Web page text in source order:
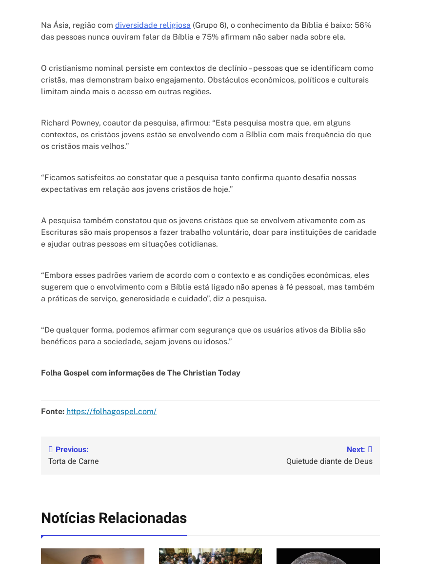
Na Ásia, região com diversidade religiosa (Grupo 6), o conhecimento da Bíblia é baixo: 56%
das pessoas nunca ouviram falar da Bíblia e 75% afirmam não saber nada sobre ela.
O cristianismo nominal persiste em contextos de declínio – pessoas que se identificam como
cristãs, mas demonstram baixo engajamento. Obstáculos econômicos, políticos e culturais
limitam ainda mais o acesso em outras regiões.
Richard Powney, coautor da pesquisa, afirmou: “Esta pesquisa mostra que, em alguns
contextos, os cristãos jovens estão se envolvendo com a Bíblia com mais frequência do que
os cristãos mais velhos.”
“Ficamos satisfeitos ao constatar que a pesquisa tanto confirma quanto desafia nossas
expectativas em relação aos jovens cristãos de hoje.”
A pesquisa também constatou que os jovens cristãos que se envolvem ativamente com as
Escrituras são mais propensos a fazer trabalho voluntário, doar para instituições de caridade
e ajudar outras pessoas em situações cotidianas.
“Embora esses padrões variem de acordo com o contexto e as condições econômicas, eles
sugerem que o envolvimento com a Bíblia está ligado não apenas à fé pessoal, mas também
a práticas de serviço, generosidade e cuidado”, diz a pesquisa.
“De qualquer forma, podemos afirmar com segurança que os usuários ativos da Bíblia são
benéficos para a sociedade, sejam jovens ou idosos.”
Folha Gospel com informações de The Christian Today
Fonte: https://folhagospel.com/
Previous:
Torta de Carne
Next:
Quietude diante de Deus
Notícias Relacionadas